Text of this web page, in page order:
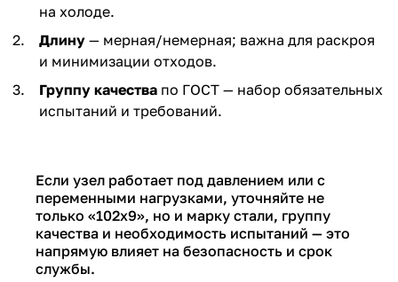
на холоде.
Длину — мерная/немерная; важна для раскроя
и минимизации отходов.
Группу качества по ГОСТ — набор обязательных
испытаний и требований.
Если узел работает под давлением или с
переменными нагрузками, уточняйте не
только «102х9», но и марку стали, группу
качества и необходимость испытаний — это
напрямую влияет на безопасность и срок
службы.